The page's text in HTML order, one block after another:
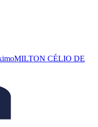
MILTON CÉLIO DE